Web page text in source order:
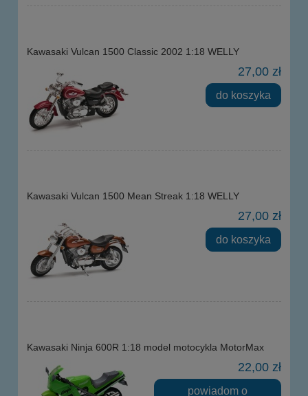
Kawasaki Vulcan 1500 Classic 2002 1:18 WELLY
27,00 zł
do koszyka
Kawasaki Vulcan 1500 Mean Streak 1:18 WELLY
27,00 zł
do koszyka
Kawasaki Ninja 600R 1:18 model motocykla MotorMax
22,00 zł
powiadom o